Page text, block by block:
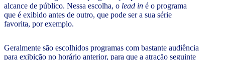
alcance de público. Nessa escolha, o lead in é o programa
que é exibido antes de outro, que pode ser a sua série
favorita, por exemplo.
Geralmente são escolhidos programas com bastante audiência
para exibição no horário anterior, para que a atração seguinte